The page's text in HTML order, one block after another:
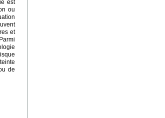
est
ou
et
de